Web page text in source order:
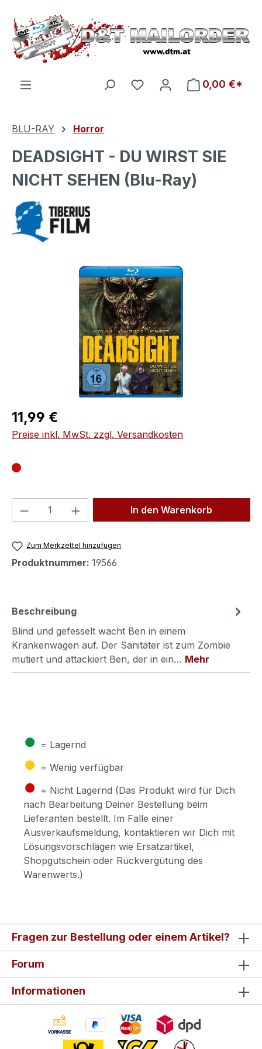
Zum Hauptinhalt springen
Du hast 0 Produkte auf
0,00 €*
BLU-RAY Horror
DEADSIGHT - DU WIRST SIE
NICHT SEHEN (Blu-Ray)
Bildergalerie überspringen
Regulärer Preis:
11,99 €
Preise inkl. MwSt. zzgl. Versandkosten
Produkt Anzahl: Gib denIn den Warenkorb
Zum Merkzettel hinzufügen
Produktnummer: 19566
Beschreibung
Blind und gefesselt wacht Ben in einem
Krankenwagen auf. Der Sanitäter ist zum Zombie
mutiert und attackiert Ben, der in ein… Mehr
● = Lagernd
● = Wenig verfügbar
● = Nicht Lagernd (Das Produkt wird für Dich
nach Bearbeitung Deiner Bestellung beim
Lieferanten bestellt. Im Falle einer
Ausverkaufsmeldung, kontaktieren wir Dich mit
Lösungsvorschlägen wie Ersatzartikel,
Shopgutschein oder Rückvergütung des
Warenwerts.)
Fragen zur Bestellung oder einem Artikel?
Forum
Informationen